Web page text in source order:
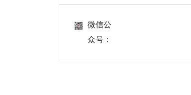
微信公
众号：